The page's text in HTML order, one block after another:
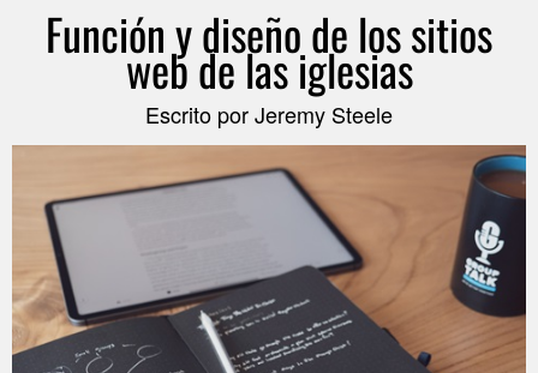
Función y diseño de los sitios
web de las iglesias
Escrito por Jeremy Steele